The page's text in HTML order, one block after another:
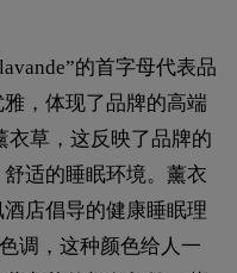
的首字母代表品
，体现了品牌的高端
衣草，这反映了品牌的
适的睡眠环境。薰衣
店倡导的健康睡眠理
调，这种颜色给人一